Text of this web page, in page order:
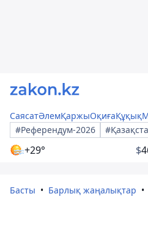
СаясатӘлемҚаржыОқиғаҚұқық
#Референдум-2026
+29° $
Басты Барлық жаңалықтар